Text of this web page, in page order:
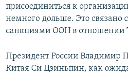
присоединиться к
немного дольше. Это
санкциями ООН в отношении
Президент России Владимир
Китая Си Цзиньпин, как